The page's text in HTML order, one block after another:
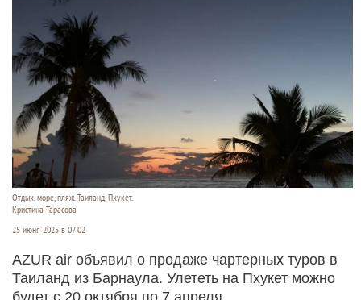
Отдых, море, пляж. Таиланд, Пхукет.
Кристина Тарасова
25 июня 2025 в 07:02
AZUR air объявил о продаже чартерных туров в
Таиланд из Барнаула. Улететь на Пхукет можно
будет с 20 октября по 7 апреля.